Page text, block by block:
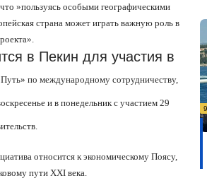
»пользуясь особыми географическими
страна может играть важную роль в
в Пекин для участия в
» по международному сотрудничеству,
и в понедельник с участием 29
относится к экономическому Поясу,
пути XXI века.